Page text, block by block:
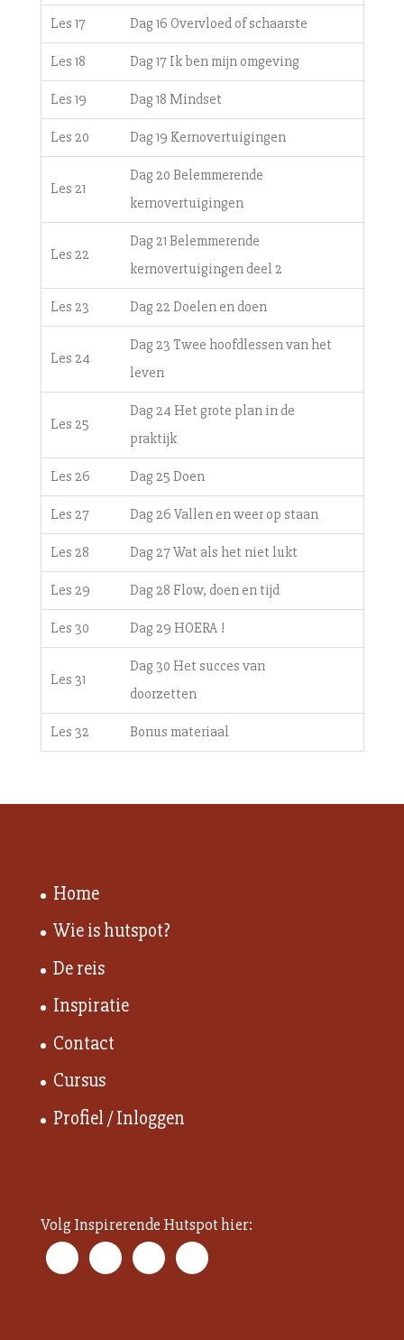
Les 17 Dag 16 Overvloed of schaarste
Les 18 Dag 17 Ik ben mijn omgeving
Les 19 Dag 18 Mindset
Les 20 Dag 19 Kernovertuigingen
Les 21
Dag 20 Belemmerende
kernovertuigingen
Les 22
Dag 21 Belemmerende
kernovertuigingen deel 2
Les 23 Dag 22 Doelen en doen
Les 24
Dag 23 Twee hoofdlessen van het
leven
Les 25
Dag 24 Het grote plan in de
praktijk
Les 26 Dag 25 Doen
Les 27 Dag 26 Vallen en weer op staan
Les 28 Dag 27 Wat als het niet lukt
Les 29 Dag 28 Flow, doen en tijd
Les 30 Dag 29 HOERA !
Les 31
Dag 30 Het succes van
doorzetten
Les 32 Bonus materiaal
Home
Wie is hutspot?
De reis
Inspiratie
Contact
Cursus
Profiel / Inloggen
Volg Inspirerende Hutspot hier: